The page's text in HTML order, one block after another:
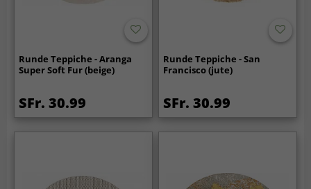
Runde Teppiche - Aranga
Super Soft Fur (beige)
SFr. 30.99
Runde Teppiche - San
Francisco (jute)
SFr. 30.99